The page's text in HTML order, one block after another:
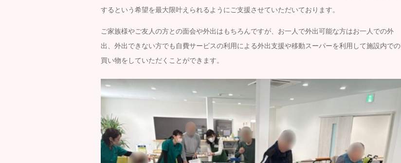
するという希望を最大限叶えられるようにご支援させていただいております。
ご家族様やご友人の方との面会や外出はもちろんですが、お一人で外出可能な方はお一人での外
出、外出できない方でも自費サービスの利用による外出支援や移動スーパーを利用して施設内での
買い物をしていただくことができます。